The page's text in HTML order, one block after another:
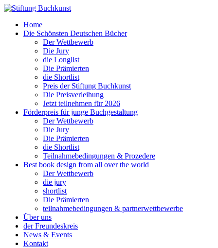
Home
Die Schönsten Deutschen Bücher
Der Wettbewerb
Die Jury
die Longlist
Die Prämierten
die Shortlist
Preis der Stiftung Buchkunst
Die Preisverleihung
Jetzt teilnehmen für 2026
Förderpreis für junge Buchgestaltung
Der Wettbewerb
Die Jury
Die Prämierten
die Shortlist
Teilnahmebedingungen & Prozedere
Best book design from all over the world
Der Wettbewerb
die jury
shortlist
Die Prämierten
teilnahmebedingungen & partnerwettbewerbe
Über uns
der Freundeskreis
News & Events
Kontakt